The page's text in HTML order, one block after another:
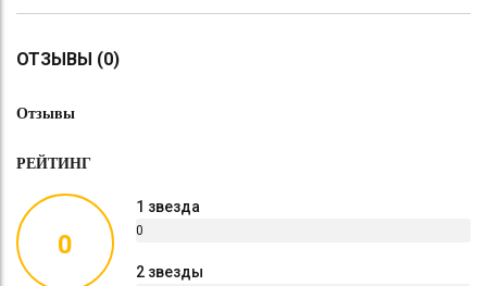
ОТЗЫВЫ (0)
Отзывы
РЕЙТИНГ
0
1 звезда
0
2 звезды